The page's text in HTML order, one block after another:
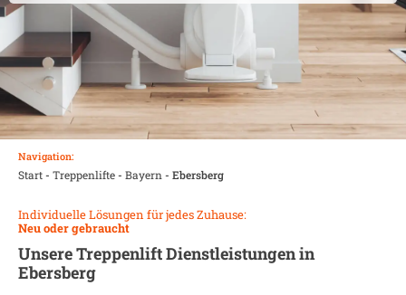
Navigation:
Start- Treppenlifte- Bayern - Ebersberg
Individuelle Lösungen für jedes Zuhause:
Neu oder gebraucht
Unsere Treppenlift Dienstleistungen in
Ebersberg